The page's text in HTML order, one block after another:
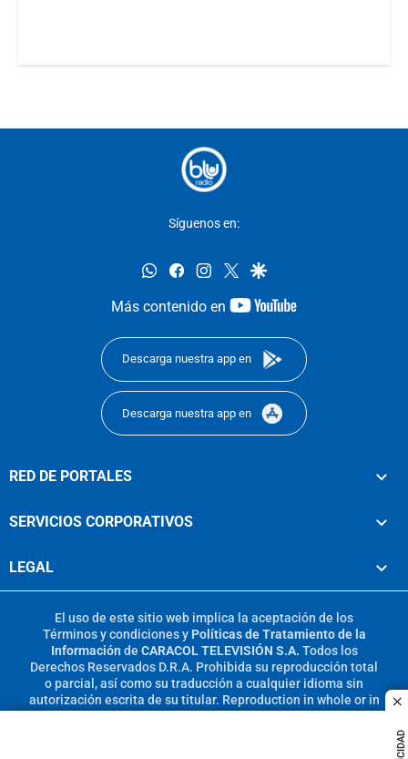
Síguenos en:
whatsappfacebookinstagram
twittergoogle
Más contenido en
youtube-
Descarga nuestra app en
Descarga nuestra app en
RED DE PORTALES
SERVICIOS CORPORATIVOS
LEGAL
El uso de este sitio web implica la aceptación de los
Términos y condicionesy Políticas de Tratamiento de la
Información de CARACOL TELEVISIÓN S.A. Todos los
Derechos Reservados D.R.A. Prohibida su reproducción total
o parcial, así como su traducción a cualquier idioma sin
autorización escrita de su titular. Reproduction in whole or in